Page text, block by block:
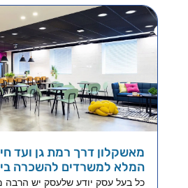
מאשקלון דרך רמת גן ועד
המלא למשרדים להשכרה
כל בעל עסק יודע שלעסק יש הרבה